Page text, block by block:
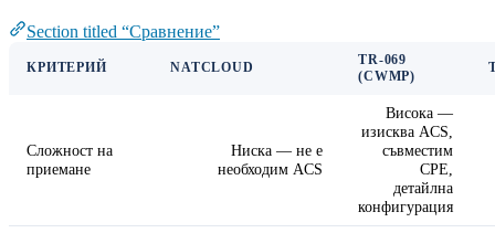
Section titled “Сравнение”
КРИТЕРИЙ NATCLOUD
TR-069
(CWMP)
Сложност на
приемане
Ниска — не е
необходим ACS
Висока —
изисква ACS,
съвместим
CPE,
детайлна
конфигурация